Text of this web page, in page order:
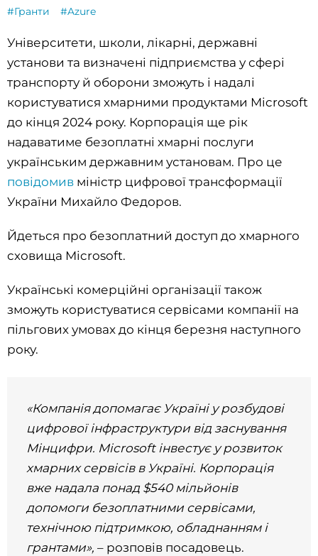
#Гранти
#Azure
Університети, школи, лікарні, державні
установи та визначені підприємства у сфері
транспорту й оборони зможуть і надалі
користуватися хмарними продуктами Microsoft
до кінця 2024 року. Корпорація ще рік
надаватиме безоплатні хмарні послуги
українським державним установам. Про це
повідомив міністр цифрової трансформації
України Михайло Федоров.
Йдеться про безоплатний доступ до хмарного
сховища Microsoft.
Українські комерційні організації також
зможуть користуватися сервісами компанії на
пільгових умовах до кінця березня наступного
року.
«Компанія допомагає Україні у розбудові
цифрової інфраструктури від заснування
Мінцифри. Microsoft інвестує у розвиток
хмарних сервісів в Україні. Корпорація
вже надала понад $540 мільйонів
допомоги безоплатними сервісами,
технічною підтримкою, обладнанням і
грантами»,– розповів посадовець.